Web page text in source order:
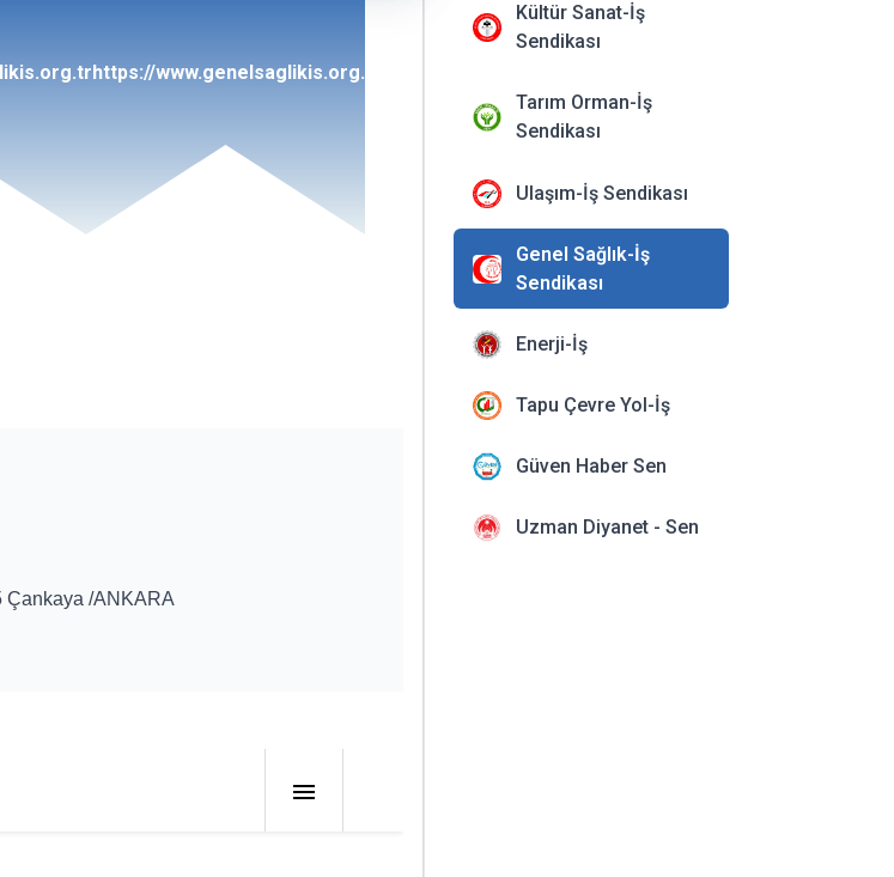
Kültür Sanat-İş
Sendikası
Tarım Orman-İş
Sendikası
Ulaşım-İş Sendikası
Genel Sağlık-İş
Sendikası
Enerji-İş
Tapu Çevre Yol-İş
Güven Haber Sen
Uzman Diyanet - Sen
https://www.genelsaglikis.org.tr/
Çankaya /ANKARA